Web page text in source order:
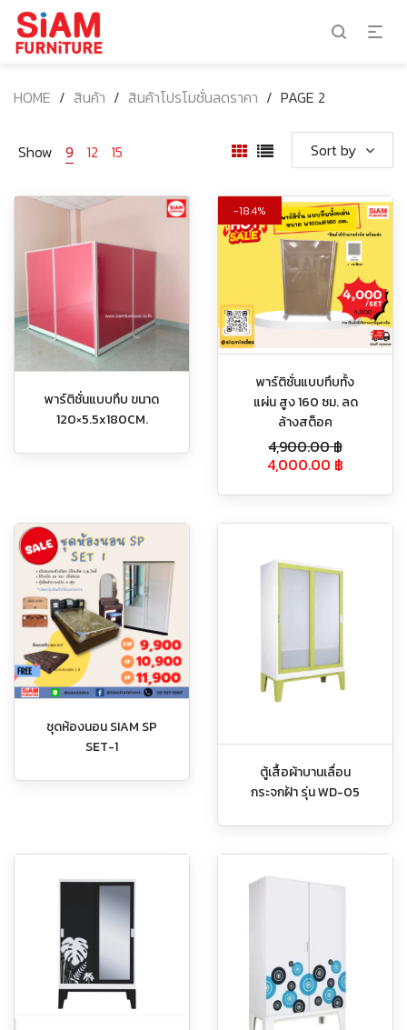
HOME / สินค้า / สินค้าโปรโมชั่นลดราคา / PAGE 2
Show 9 12 15 Sort by
พาร์ติชั่นแบบทึบ ขนาด
120×5.5x180CM.
18.4%
พาร์ติชั่นแบบทึบทั้ง
แผ่น สูง 160 ซม. ลด
ล้างสต็อค
4,900.00฿
4,000.00 ฿
ชุดห้องนอน SIAM SP
SET-1
ตู้เสื้อผ้าบานเลื่อน
กระจกฝ้า รุ่น WD-05